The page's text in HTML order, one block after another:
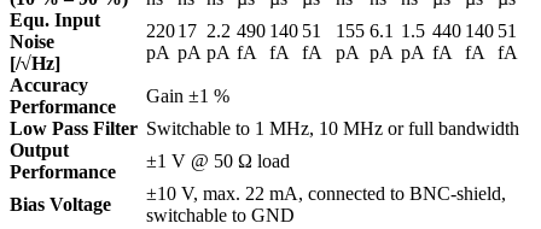
Equ. Input
Noise
[/√Hz]
220
pA
17
pA
2.2
pA
490
fA
140
fA
51
fA
155
pA
6.1
pA
1.5
pA
440
fA
140
fA
51
fA
Accuracy
Performance
Gain ±1 %
Low Pass Filter Switchable to 1 MHz, 10 MHz or full bandwidth
Output
Performance
±1 V @ 50 Ω load
Bias Voltage
±10 V, max. 22 mA, connected to BNC-shield,
switchable to GND